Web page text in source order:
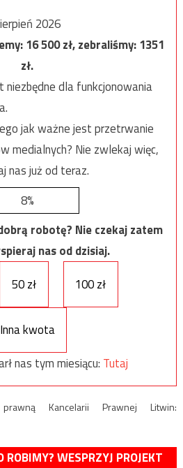
2026
16 500zł, zebraliśmy:1351
zł.
dla funkcjonowania
jak ważne jest przetrwanie
medialnych? Nie zwlekaj więc,
nas już od teraz.
8%
robotę? Nie czekaj zatem
nas od dzisiaj.
50 zł 100 zł
Inna kwota
nas tym miesiącu: Tutaj
Kancelarii Prawnej Litwin:
ROBIMY? WESPRZYJ PROJEKT